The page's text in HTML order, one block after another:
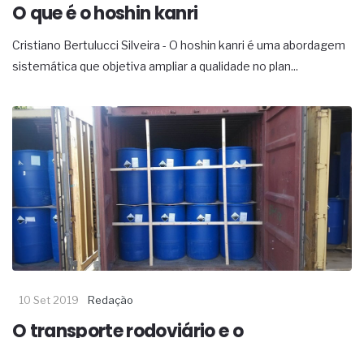
O que é o hoshin kanri
Cristiano Bertulucci Silveira - O hoshin kanri é uma abordagem
sistemática que objetiva ampliar a qualidade no plan...
10 Set 2019 Redação
O transporte rodoviário e o